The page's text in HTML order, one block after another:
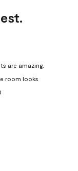
are amazing.
room looks